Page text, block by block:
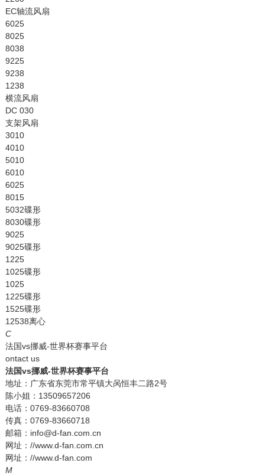
EC轴流风扇
6025
8025
8038
9225
9238
1238
横流风扇
DC 030
支架风扇
3010
4010
5010
6010
6025
8015
5032碟形
8030碟形
9025
9025碟形
1225
1025碟形
1025
1225碟形
1525碟形
12538离心
C
法国vs挪威-世界杯赛事平台
ontact us
法国vs挪威-世界杯赛事平台
地址：广东省东莞市常平镇大呙恒丰二路2号
陈小姐：13509657206
电话：0769-83660708
传真：0769-83660718
邮箱：info@d-fan.com.cn
网址：//www.d-fan.com.cn
网址：//www.d-fan.com
M